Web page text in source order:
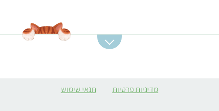
קובה סלק
מדיניות פרטיות תנאי שימוש